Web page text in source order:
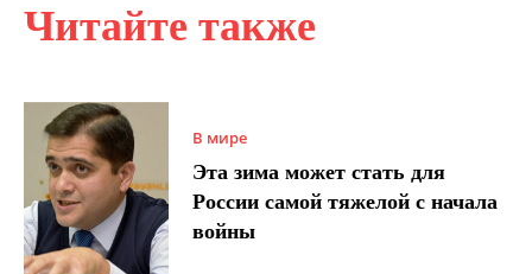
Читайте также
В мире
Эта зима может стать для
России самой тяжелой с начала
войны